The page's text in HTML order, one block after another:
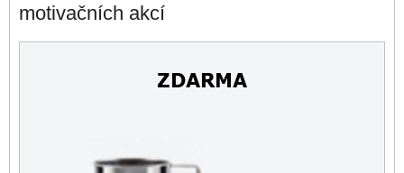
motivačních akcí